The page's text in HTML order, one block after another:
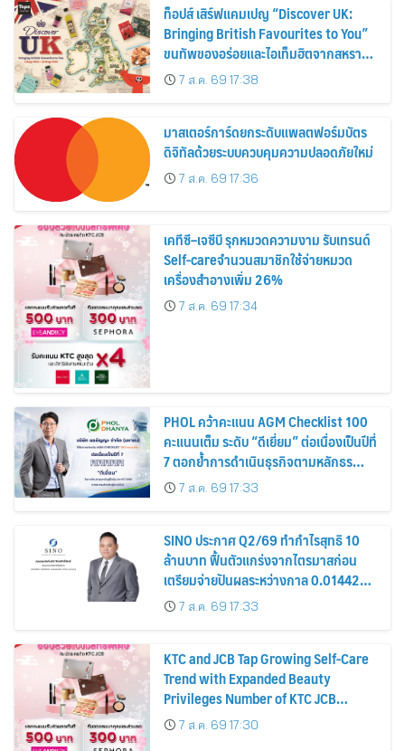
ท็อปส์ เสิร์ฟแคมเปญ “Discover UK:
Bringing British Favourites to You”
ขนทัพของอร่อยและไอเท็มฮิตจากสหราช
อาณาจักร ส่งตรงถึงมือตั้งแต่วันนี้ – 18
สิงหาคมนี้
7 ส.ค. 69 17:38
มาสเตอร์การ์ดยกระดับแพลตฟอร์มบัตร
ดิจิทัลด้วยระบบควบคุมความปลอดภัยใหม่
7 ส.ค. 69 17:36
เคทีซี–เจซีบี รุกหมวดความงาม รับเทรนด์
Self-careจำนวนสมาชิกใช้จ่ายหมวด
เครื่องสำอางเพิ่ม 26%
7 ส.ค. 69 17:34
PHOL คว้าคะแนน AGM Checklist 100
คะแนนเต็ม ระดับ “ดีเยี่ยม” ต่อเนื่องเป็นปีที่
7 ตอกย้ำการดำเนินธุรกิจตามหลักธร
รมาภิบาล โปร่งใส สร้างความเชื่อมั่นผู้ถือ
หุ้น
7 ส.ค. 69 17:33
SINO ประกาศ Q2/69 ทำกำไรสุทธิ 10
ล้านบาท ฟื้นตัวแกร่งจากไตรมาสก่อน
เตรียมจ่ายปันผลระหว่างกาล 0.014423
บาทต่อหุ้น ครึ่งปีหลังมุ่งเติบโตต่อเนื่อง
7 ส.ค. 69 17:33
KTC and JCB Tap Growing Self-Care
Trend with Expanded Beauty
Privileges Number of KTC JCB
Cardmembers Spending on
Cosmetics Rises 26%
7 ส.ค. 69 17:30